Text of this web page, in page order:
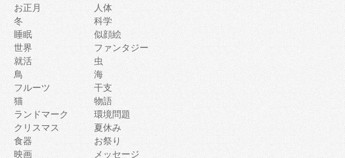
お正月
人体
冬
科学
睡眠
似顔絵
世界
ファンタジー
就活
虫
鳥
海
フルーツ
干支
猫
物語
ランドマーク
環境問題
クリスマス
夏休み
食器
お祭り
映画 メッセージ